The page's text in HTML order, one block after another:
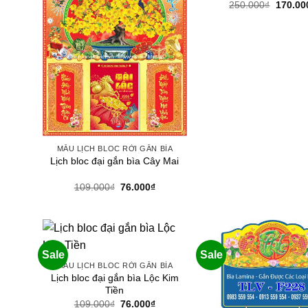
MẪU LỊCH BLOC RỜI GẮN BÌA
Lịch bloc đại gắn bìa Cây Mai
109.000₫ Giá
76.000₫Giá
76.000₫.
250.000₫ Giá
Sale
MẪU LỊCH BLOC RỜI GẮN BÌA
Lịch bloc đại gắn bìa Lộc Kim
Tiền
109.000₫ Giá
76.000₫Giá
Sale